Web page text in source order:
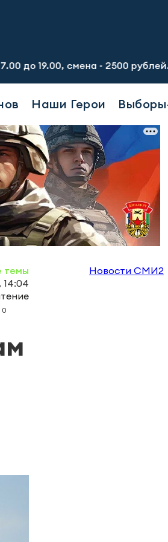
смена - 2500 рублей. Пр-т
Наши Герои
темы
14:04
0
Новости СМИ2